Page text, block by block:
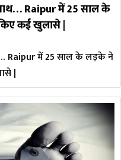
Raipur में 25 साल के
कई खुलासे |
Raipur में 25 साल के लड़के ने
|